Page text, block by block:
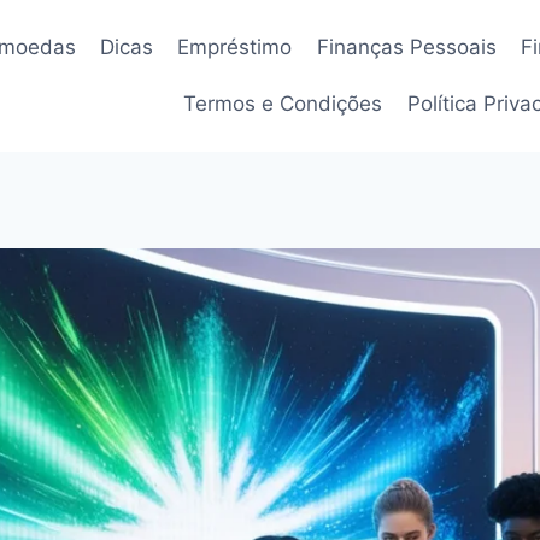
Dicas Empréstimo Finanças Pessoais
Termos e Condições Política